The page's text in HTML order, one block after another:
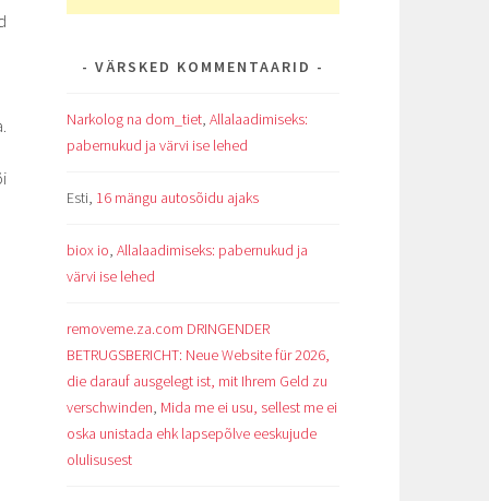
VÄRSKED KOMMENTAARID
Narkolog na dom_tiet, Allalaadimiseks:
pabernukud ja värvi ise lehed
Esti, 16 mängu autosõidu ajaks
biox io, Allalaadimiseks: pabernukud ja
värvi ise lehed
removeme.za.com DRINGENDER
BETRUGSBERICHT: Neue Website für 2026,
die darauf ausgelegt ist, mit Ihrem Geld zu
verschwinden, Mida me ei usu, sellest me ei
oska unistada ehk lapsepõlve eeskujude
olulisusest